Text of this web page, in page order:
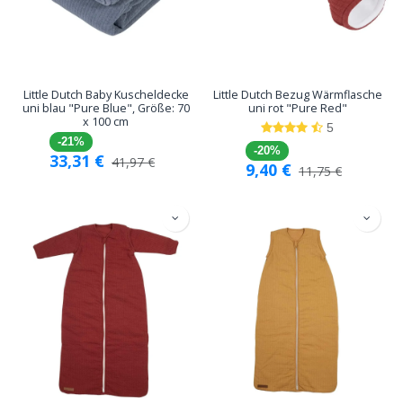
Little Dutch Baby Kuscheldecke
uni blau "Pure Blue", Größe: 70
x 100 cm
-21%
33,31 € 41,97€
Little Dutch Bezug Wärmflasche
uni rot "Pure Red"
5
-20%
9,40 € 11,75€